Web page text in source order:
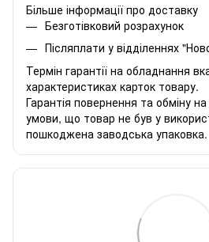
Більше інформації про доставку
Безготівковий розрахунок
Післяплати у відділеннях
Термін гарантії на обладнання
характеристиках карток товару.
Гарантія повернення та обміну на
умови, що товар не був у
пошкоджена заводська упаковка.